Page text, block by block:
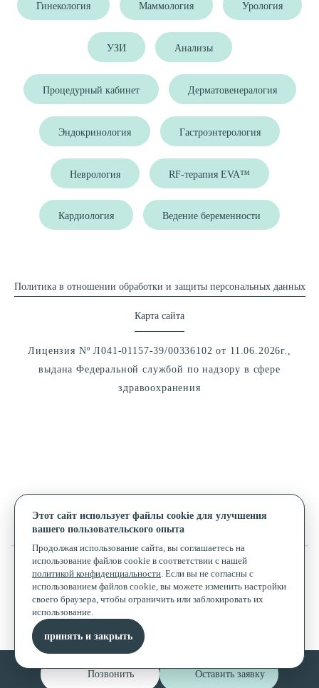
Позвонить Оставить заявку
Гинекология Маммология Урология
УЗИ Анализы
Процедурный кабинет Дерматовенералогия
Эндокринология Гастроэнтерология
Неврология RF-терапия EVA™
Кардиология Ведение беременности
Политика в отношении обработки и защиты персональных данных
Карта сайта
Лицензия Nº Л041-01157-39/00336102 от 11.06.2026г.,
выдана Федеральной службой по надзору в сфере
здравоохранения
Альзория © 2026
Комплексный маркетинг и развитие клиник
almond-medical.ru
Этот сайт использует файлы cookie для улучшения
вашего пользовательского опыта
Продолжая использование сайта, вы соглашаетесь на
использование файлов cookie в соответствии с нашей
политикой конфиденциальности. Если вы не согласны с
использованием файлов cookie, вы можете изменить настройки
своего браузера, чтобы ограничить или заблокировать их
использование.
принять и закрыть